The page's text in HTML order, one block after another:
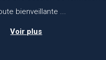
bienveillante ...
Voir plus